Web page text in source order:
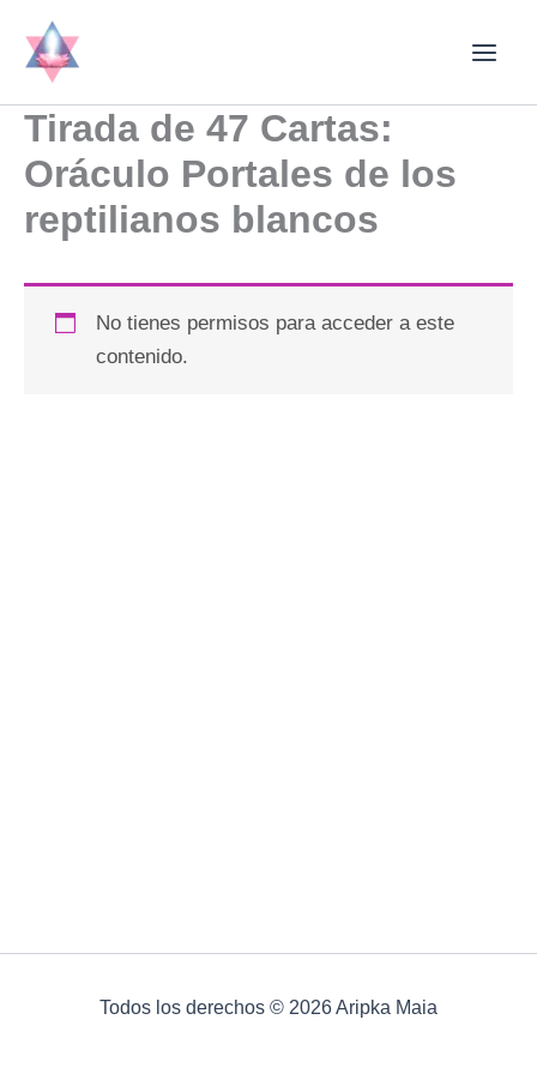
contenido
Tirada de 47 Cartas:
Oráculo Portales de los
reptilianos blancos
No tienes permisos para acceder a este
contenido.
Todos los derechos © 2026 Aripka Maia